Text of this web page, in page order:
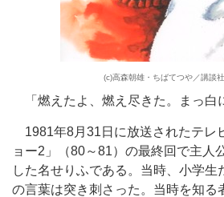
(c)高森朝雄・ちばてつや／講談
「燃えたよ、燃え尽きた。まっ白
1981年8月31日に放送されたテレ
ョー2」（80～81）の最終回で主人
した名せりふである。当時、小学生
の言葉は突き刺さった。当時を知る